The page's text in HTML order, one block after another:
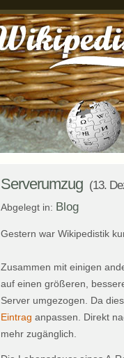
Serverumzug (13.
Abgelegt in: Blog
Gestern war Wikipedistik
Zusammen mit einigen
auf einen größeren,
Server umgezogen. Da
Eintrag anpassen. Direkt
mehr zugänglich.